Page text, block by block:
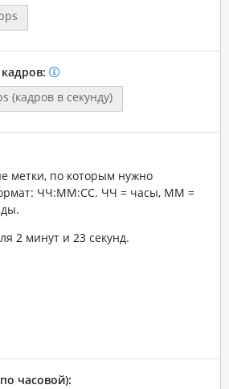
(кадров в секунду)
метки, по которым нужно
ЧЧ:ММ:СС. ЧЧ = часы, ММ =
2 минут и 23 секунд.
часовой):